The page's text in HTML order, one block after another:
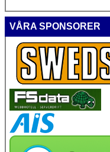
VÅRA SPONSORER